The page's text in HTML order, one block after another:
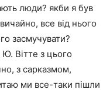
люди? якби я був
все від нього
засмучувати?
Вітте з цього
з сарказмом,
ми все-таки пішли